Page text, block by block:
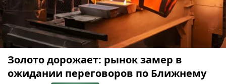
Золото дорожает: рынок замер в
ожидании переговоров по Ближнему